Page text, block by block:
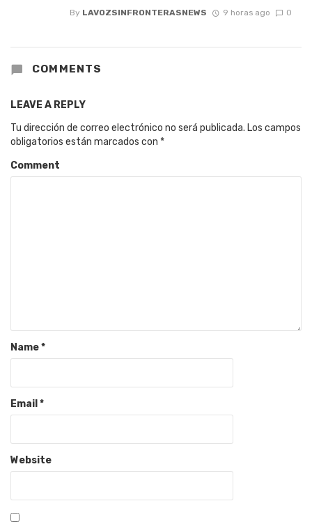
By LAVOZSINFRONTERASNEWS 9 horas ago 0
COMMENTS
LEAVE A REPLY
Tu dirección de correo electrónico no será publicada. Los campos
obligatorios están marcados con *
Comment
Name*
Email*
Website